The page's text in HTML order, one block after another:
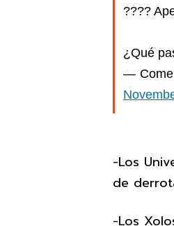
????
¿Qué
—
-Los
de
-Los